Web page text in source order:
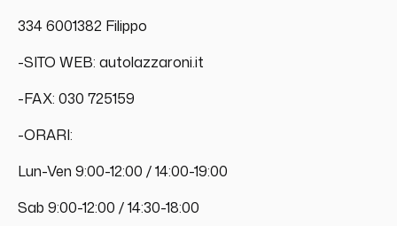
334 6001382 Filippo
-SITO WEB: autolazzaroni.it
-FAX: 030 725159
-ORARI:
Lun-Ven 9:00-12:00 / 14:00-19:00
Sab 9:00-12:00 / 14:30-18:00